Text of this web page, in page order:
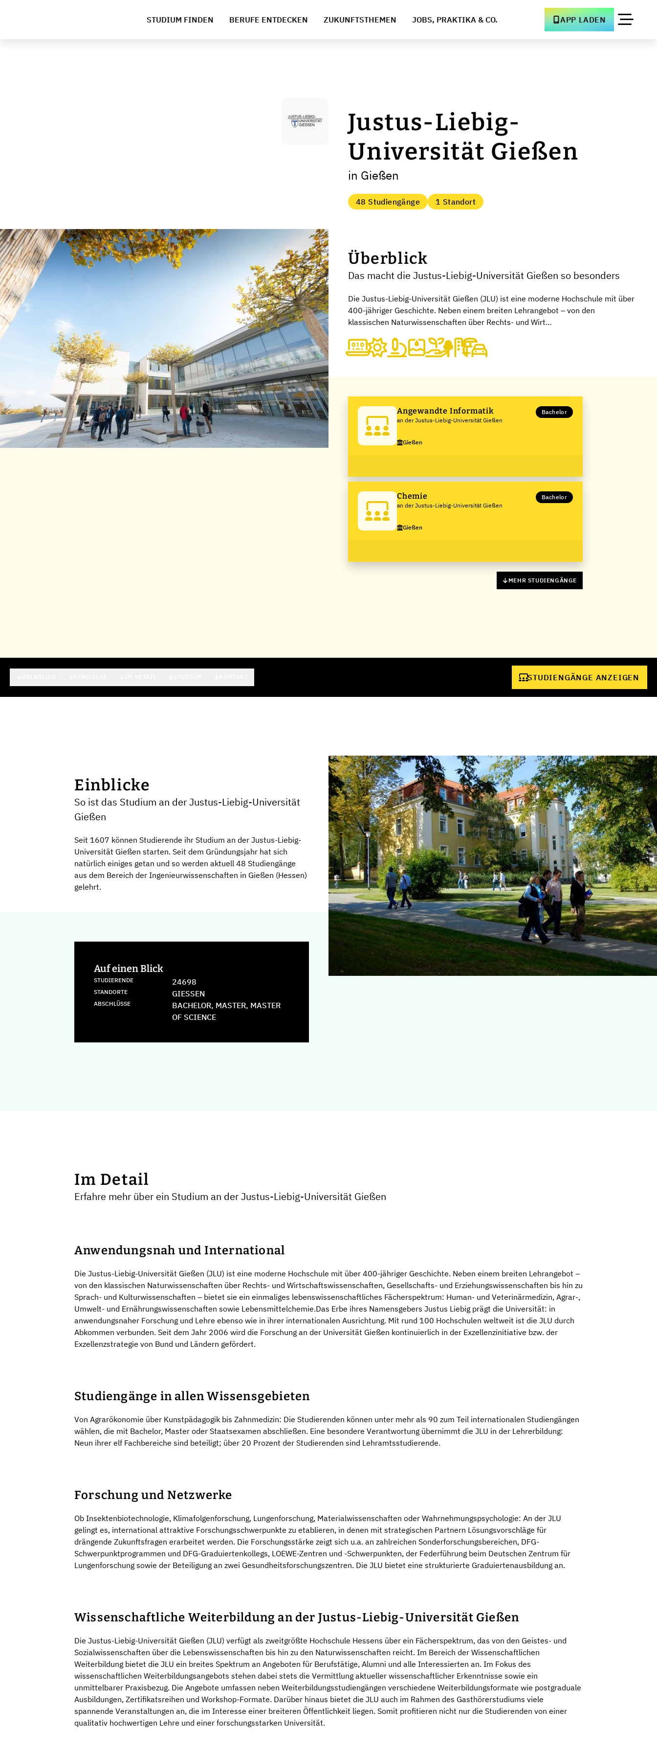
STUDIUM FINDEN BERUFE ENTDECKEN ZUKUNFTSTHEMEN JOBS, PRAKTIKA & CO. APP LADEN
Justus-Liebig-
Universität Gießen
in Gießen
48 Studiengänge 1 Standort
Überblick
Das macht die Justus-Liebig-Universität Gießen so besonders
Die Justus-Liebig-Universität Gießen (JLU) ist eine moderne Hochschule mit über
400-jähriger Geschichte. Neben einem breiten Lehrangebot – von den
klassischen Naturwissenschaften über Rechts- und Wirt…
Angewandte Informatik
an der Justus-Liebig-Universität Gießen
Bachelor
Gießen
Chemie
an der Justus-Liebig-Universität Gießen
Bachelor
Gießen
MEHR STUDIENGÄNGE
STUDIENGÄNGE ANZEIGEN
Einblicke
So ist das Studium an der Justus-Liebig-Universität
Gießen
Seit 1607 können Studierende ihr Studium an der Justus-Liebig-
Universität Gießen starten. Seit dem Gründungsjahr hat sich
natürlich einiges getan und so werden aktuell 48 Studiengänge
aus dem Bereich der Ingenieurwissenschaften in Gießen (Hessen)
gelehrt.
Auf einen Blick
STUDIERENDE 24698
STANDORTE GIESSEN
ABSCHLÜSSE
BACHELOR, MASTER, MASTER
OF SCIENCE
Im Detail
Erfahre mehr über ein Studium an der Justus-Liebig-Universität Gießen
Anwendungsnah und International
Die Justus-Liebig-Universität Gießen (JLU) ist eine moderne Hochschule mit über 400-jähriger Geschichte. Neben einem breiten Lehrangebot –
von den klassischen Naturwissenschaften über Rechts- und Wirtschaftswissenschaften, Gesellschafts- und Erziehungswissenschaften bis hin zu
Sprach- und Kulturwissenschaften – bietet sie ein einmaliges lebenswissenschaftliches Fächerspektrum: Human- und Veterinärmedizin, Agrar-,
Umwelt- und Ernährungswissenschaften sowie Lebensmittelchemie.Das Erbe ihres Namensgebers Justus Liebig prägt die Universität: in
anwendungsnaher Forschung und Lehre ebenso wie in ihrer internationalen Ausrichtung. Mit rund 100 Hochschulen weltweit ist die JLU durch
Abkommen verbunden. Seit dem Jahr 2006 wird die Forschung an der Universität Gießen kontinuierlich in der Exzellenzinitiative bzw. der
Exzellenzstrategie von Bund und Ländern gefördert.
Studiengänge in allen Wissensgebieten
Von Agrarökonomie über Kunstpädagogik bis Zahnmedizin: Die Studierenden können unter mehr als 90 zum Teil internationalen Studiengängen
wählen, die mit Bachelor, Master oder Staatsexamen abschließen. Eine besondere Verantwortung übernimmt die JLU in der Lehrerbildung:
Neun ihrer elf Fachbereiche sind beteiligt; über 20 Prozent der Studierenden sind Lehramtsstudierende.
Forschung und Netzwerke
Ob Insektenbiotechnologie, Klimafolgenforschung, Lungenforschung, Materialwissenschaften oder Wahrnehmungspsychologie: An der JLU
gelingt es, international attraktive Forschungsschwerpunkte zu etablieren, in denen mit strategischen Partnern Lösungsvorschläge für
drängende Zukunftsfragen erarbeitet werden. Die Forschungsstärke zeigt sich u.a. an zahlreichen Sonderforschungsbereichen, DFG-
Schwerpunktprogrammen und DFG-Graduiertenkollegs, LOEWE-Zentren und -Schwerpunkten, der Federführung beim Deutschen Zentrum für
Lungenforschung sowie der Beteiligung an zwei Gesundheitsforschungszentren. Die JLU bietet eine strukturierte Graduiertenausbildung an.
Wissenschaftliche Weiterbildung an der Justus-Liebig-Universität Gießen
Die Justus-Liebig-Universität Gießen (JLU) verfügt als zweitgrößte Hochschule Hessens über ein Fächerspektrum, das von den Geistes- und
Sozialwissenschaften über die Lebenswissenschaften bis hin zu den Naturwissenschaften reicht. Im Bereich der Wissenschaftlichen
Weiterbildung bietet die JLU ein breites Spektrum an Angeboten für Berufstätige, Alumni und alle Interessierten an. Im Fokus des
wissenschaftlichen Weiterbildungsangebots stehen dabei stets die Vermittlung aktueller wissenschaftlicher Erkenntnisse sowie ein
unmittelbarer Praxisbezug. Die Angebote umfassen neben Weiterbildungsstudiengängen verschiedene Weiterbildungsformate wie postgraduale
Ausbildungen, Zertifikatsreihen und Workshop-Formate. Darüber hinaus bietet die JLU auch im Rahmen des Gasthörerstudiums viele
spannende Veranstaltungen an, die im Interesse einer breiteren Öffentlichkeit liegen. Somit profitieren nicht nur die Studierenden von einer
qualitativ hochwertigen Lehre und einer forschungsstarken Universität.